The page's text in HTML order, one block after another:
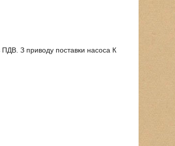
З приводу поставки насоса К